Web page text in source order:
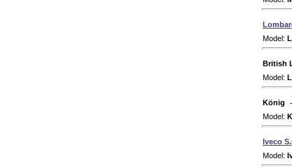
Model:
British
Model:
König
Model:
Iveco
Model: